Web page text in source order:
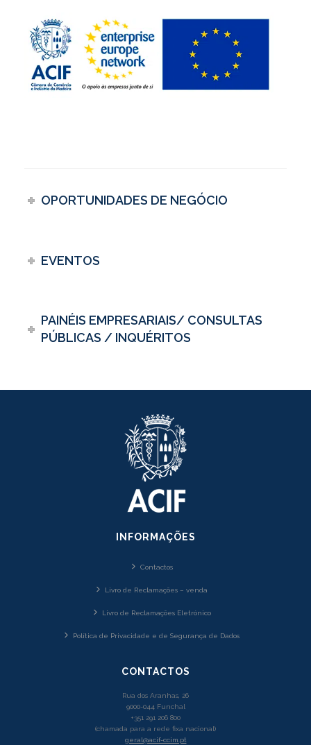
OPORTUNIDADES DE NEGÓCIO
EVENTOS
PAINÉIS EMPRESARIAIS/ CONSULTAS
PÚBLICAS / INQUÉRITOS
INFORMAÇÕES
Contactos
Livro de Reclamações – venda
Livro de Reclamações Eletrónico
Política de Privacidade e de Segurança de Dados
CONTACTOS
Rua dos Aranhas, 26
9000-044 Funchal
+351 291 206 800
(chamada para a rede fixa nacional)
geral@acif-ccim.pt